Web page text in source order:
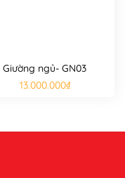
Giường ngủ- GN03
13.000.000₫